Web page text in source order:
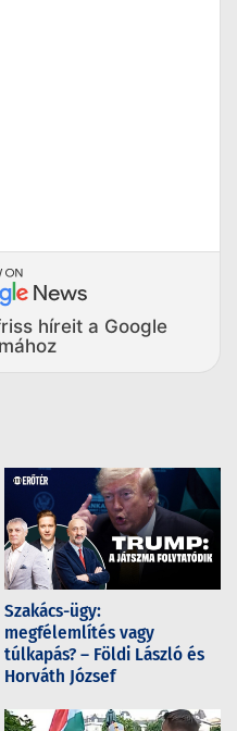
híreit a Google
Szakács-ügy:
megfélemlítés vagy
túlkapás? – Földi László és
Horváth József